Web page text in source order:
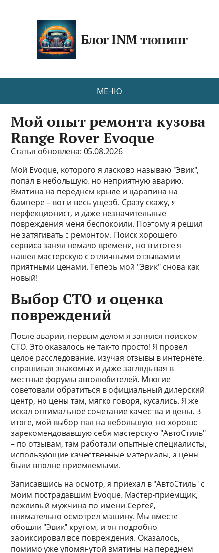
Блог INM тюнинг
МЕНЮ
Мой опыт ремонта кузова
Range Rover Evoque
Статья обновлена: 05.08.2026
Мой Evoque, которого я ласково называю "Эвик",
попал в небольшую, но неприятную аварию.
Вмятина на переднем крыле и царапина на
бампере – вот и весь ущерб. Сразу скажу, я
перфекционист, и даже незначительные
повреждения меня беспокоили. Поэтому я решил
не затягивать с ремонтом. Поиск хорошего
сервиса занял немало времени, но в итоге я
нашел мастерскую с отличными отзывами и
приятными ценами. Теперь мой "Эвик" снова как
новый!
Выбор СТО и оценка
повреждений
После аварии, первым делом я занялся поиском
СТО. Это оказалось не так-то просто! Я провел
целое расследование, изучая отзывы в интернете,
спрашивая знакомых и даже заглядывая в
местные форумы автолюбителей. Многие
советовали обратиться в официальный дилерский
центр, но цены там, мягко говоря, кусались. Я же
искал оптимальное сочетание качества и цены. В
итоге, мой выбор пал на небольшую, но хорошо
зарекомендовавшую себя мастерскую "АвтоСтиль"
– по отзывам, там работали опытные специалисты,
использующие качественные материалы, а цены
были вполне приемлемыми.
Записавшись на осмотр, я приехал в "АвтоСтиль" с
моим пострадавшим Evoque. Мастер-приемщик,
вежливый мужчина по имени Сергей,
внимательно осмотрел машину. Мы вместе
обошли "Эвик" кругом, и он подробно
зафиксировал все повреждения. Оказалось,
помимо уже упомянутой вмятины на переднем